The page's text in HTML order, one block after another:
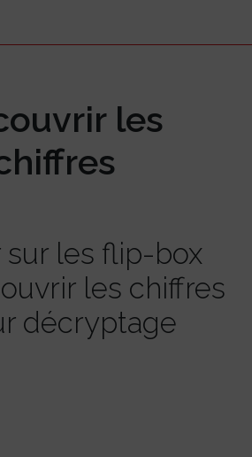
les
sur les flip-box
les chiffres
décryptage